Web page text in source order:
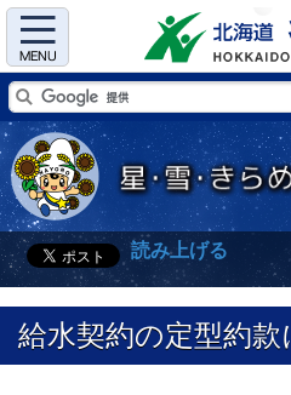
Menu
読み上げる
給水契約の定型約款